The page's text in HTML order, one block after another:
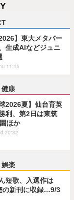
】東大メタバー
生成AIなどジュニ
11:15
健康
2026夏】仙台育英
利、第2日は東筑
ほか
20:32
娯楽
短歌、入選作は
の新刊に収録…9/3